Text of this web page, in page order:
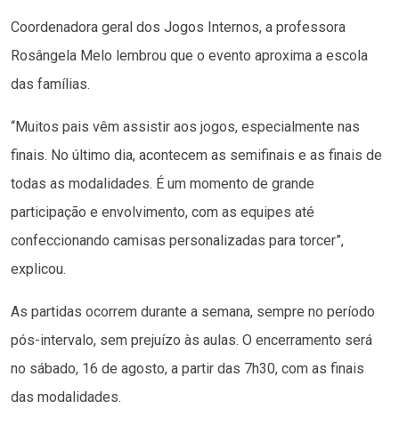
Coordenadora geral dos Jogos Internos, a professora
Rosângela Melo lembrou que o evento aproxima a escola
das famílias.
“Muitos pais vêm assistir aos jogos, especialmente nas
finais. No último dia, acontecem as semifinais e as finais de
todas as modalidades. É um momento de grande
participação e envolvimento, com as equipes até
confeccionando camisas personalizadas para torcer”,
explicou.
As partidas ocorrem durante a semana, sempre no período
pós-intervalo, sem prejuízo às aulas. O encerramento será
no sábado, 16 de agosto, a partir das 7h30, com as finais
das modalidades.